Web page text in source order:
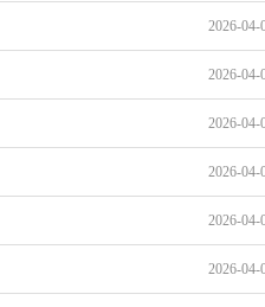
2026-04-
2026-04-
2026-04-
2026-04-
2026-04-
2026-04-